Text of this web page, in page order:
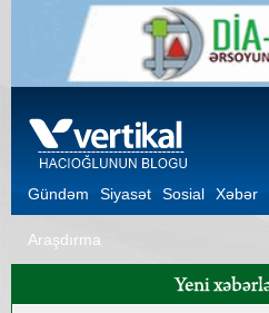
Gündəm Siyasət Sosial Xəbər
Araşdırma